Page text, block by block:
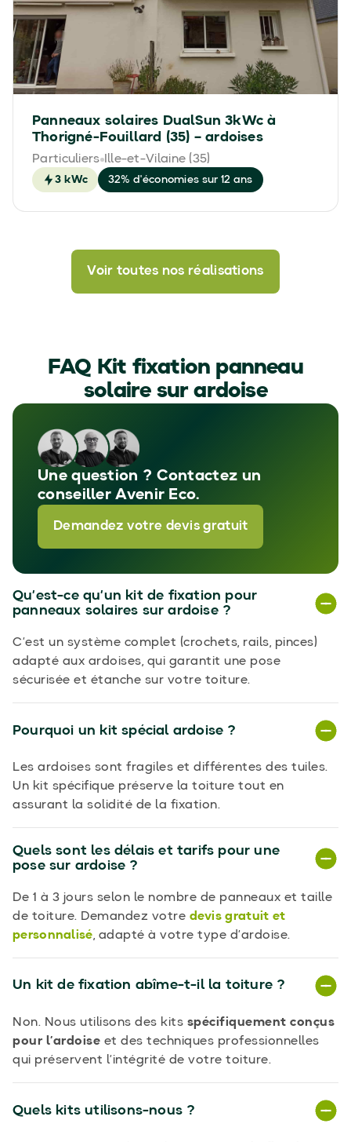
Panneaux solaires DualSun 3kWc à
Thorigné-Fouillard (35) – ardoises
Particuliers Ille-et-Vilaine (35)
3 kWc 32% d'économies sur 12 ans
Voir toutes nos réalisations
FAQ Kit fixation panneau
solaire sur ardoise
Une question ? Contactez un
conseiller Avenir Eco.
Demandez votre devis gratuit
Qu’est-ce qu’un kit de fixation pour
panneaux solaires sur ardoise ?
C’est un système complet (crochets, rails, pinces)
adapté aux ardoises, qui garantit une pose
sécurisée et étanche sur votre toiture.
Pourquoi un kit spécial ardoise ?
Les ardoises sont fragiles et différentes des tuiles.
Un kit spécifique préserve la toiture tout en
assurant la solidité de la fixation.
Quels sont les délais et tarifs pour une
pose sur ardoise ?
De 1 à 3 jours selon le nombre de panneaux et taille
de toiture. Demandez votre devis gratuit et
personnalisé, adapté à votre type d’ardoise.
Un kit de fixation abîme-t-il la toiture ?
Non. Nous utilisons des kits spécifiquement conçus
pour l’ardoise et des techniques professionnelles
qui préservent l’intégrité de votre toiture.
Quels kits utilisons-nous ?